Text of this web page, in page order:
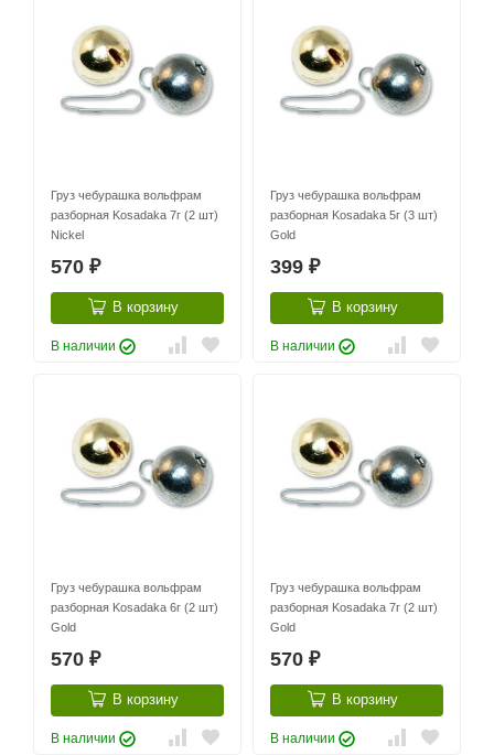
Груз чебурашка вольфрам
разборная Kosadaka 7г (2 шт)
Nickel
570 ₽
В корзину
В наличии
Груз чебурашка вольфрам
разборная Kosadaka 5г (3 шт)
Gold
399 ₽
В корзину
В наличии
Груз чебурашка вольфрам
разборная Kosadaka 6г (2 шт)
Gold
570 ₽
В корзину
В наличии
Груз чебурашка вольфрам
разборная Kosadaka 7г (2 шт)
Gold
570 ₽
В корзину
В наличии